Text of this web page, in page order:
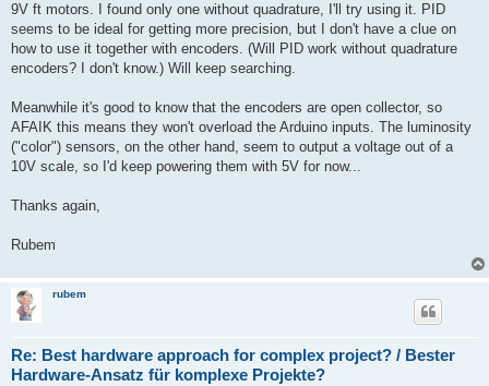
9V ft motors. I found only one without quadrature, I'll try using it. PID
seems to be ideal for getting more precision, but I don't have a clue on
how to use it together with encoders. (Will PID work without quadrature
encoders? I don't know.) Will keep searching.
Meanwhile it's good to know that the encoders are open collector, so
AFAIK this means they won't overload the Arduino inputs. The luminosity
("color") sensors, on the other hand, seem to output a voltage out of a
10V scale, so I'd keep powering them with 5V for now...
Thanks again,
Rubem
rubem
Re: Best hardware approach for complex project? / Bester
Hardware-Ansatz für komplexe Projekte?